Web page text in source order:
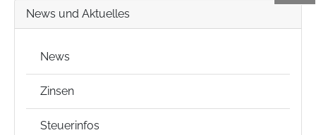
News und Aktuelles
News
Zinsen
Steuerinfos